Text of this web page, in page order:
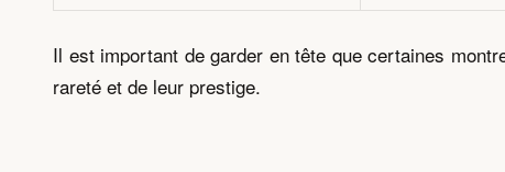
Il est important de garder en tête que certaines
rareté et de leur prestige.